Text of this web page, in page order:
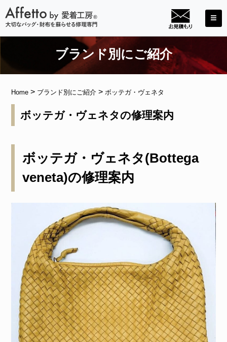
ブランド別にご紹介
Home > ブランド別にご紹介 > ボッテガ・ヴェネタ
ボッテガ・ヴェネタの修理案内
ボッテガ・ヴェネタ(Bottega
veneta)の修理案内